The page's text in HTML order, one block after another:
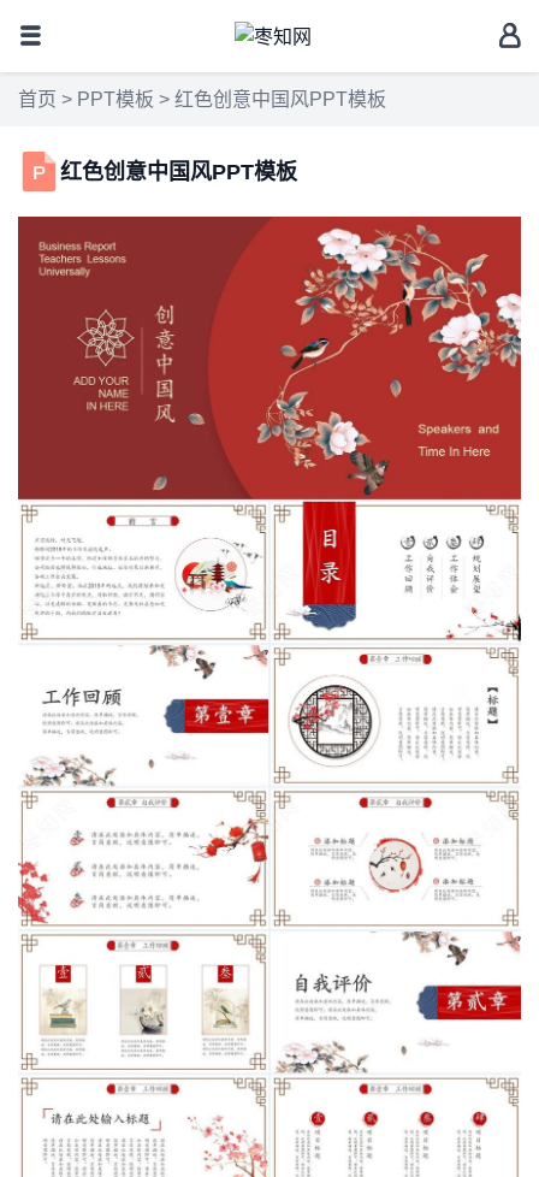
首页 > PPT模板 > 红色创意中国风PPT模板
红色创意中国风PPT模板